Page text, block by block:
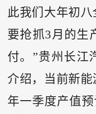
此我们大年初八
要抢抓3月的生
付。”贵州长江
介绍，当前新
年一季度产值